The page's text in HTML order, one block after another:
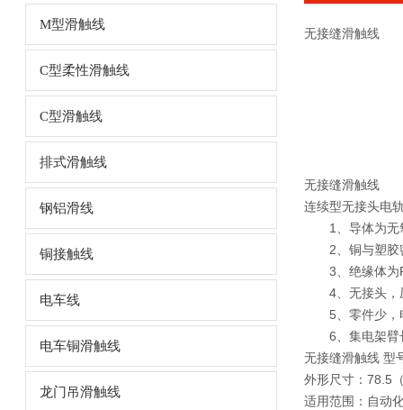
M型滑触线
C型柔性滑触线
C型滑触线
排式滑触线
钢铝滑线
铜接触线
电车线
电车铜滑触线
龙门吊滑触线
无接缝滑触线
无接缝滑触线
连续型无接头电
1、导体为无
2、铜与塑胶
3、绝缘体为
4、无接头，
5、零件少，电
6、集电架臂
无接缝滑触线型
外形尺寸：78.5
适用范围：自动